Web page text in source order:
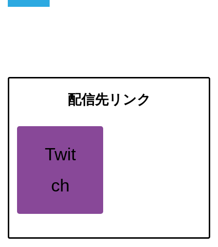
配信先リンク
Twit
ch